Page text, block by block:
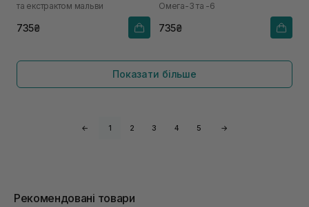
та екстрактом мальви
735₴
Омега-3 та -6
735₴
Показати більше
← 1 2 3 4 5 →
Рекомендовані товари